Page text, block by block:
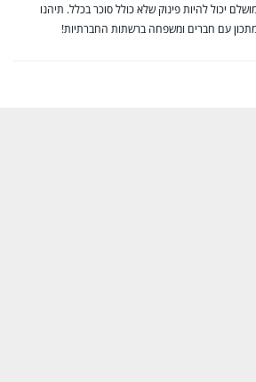
יכול להיות פינוק שלא כולל סוכר בכלל. תיהנו
עם חברים ומשפחה ברשתות החברתיות!